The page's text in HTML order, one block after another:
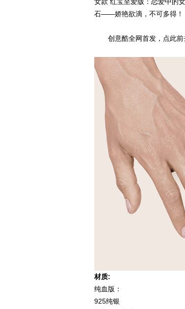
石——娇艳欲滴，不可多得！
创意酷全网首发，点此前
材质:
纯血版：
925纯银